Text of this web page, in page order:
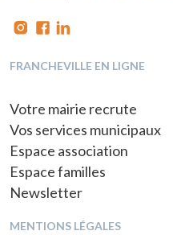
FRANCHEVILLE EN LIGNE
Votre mairie recrute
Vos services municipaux
Espace association
Espace familles
Newsletter
MENTIONS LÉGALES